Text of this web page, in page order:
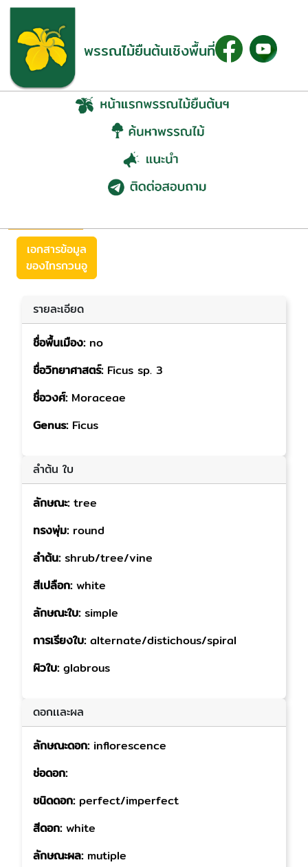
พรรณไม้ยืนต้นเชิงพื้นที่
ไทรกวนอู (Ficus sp. 3)
เอกสารข้อมูล
ของไทรกวนอู
รายละเอียด
ชื่อพื้นเมือง: no
ชื่อวิทยาศาสตร์: Ficus sp. 3
ชื่อวงศ์: Moraceae
Genus: Ficus
ลำต้น ใบ
ลักษณะ: tree
ทรงพุ่ม: round
ลำต้น: shrub/tree/vine
สีเปลือก: white
ลักษณะใบ: simple
การเรียงใบ: alternate/distichous/spiral
ผิวใบ: glabrous
ดอกเเละผล
ลักษณะดอก: inflorescence
ช่อดอก:
ชนิดดอก: perfect/imperfect
สีดอก: white
ลักษณะผล: mutiple